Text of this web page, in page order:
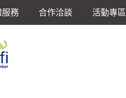
服務 合作洽談 活動專區